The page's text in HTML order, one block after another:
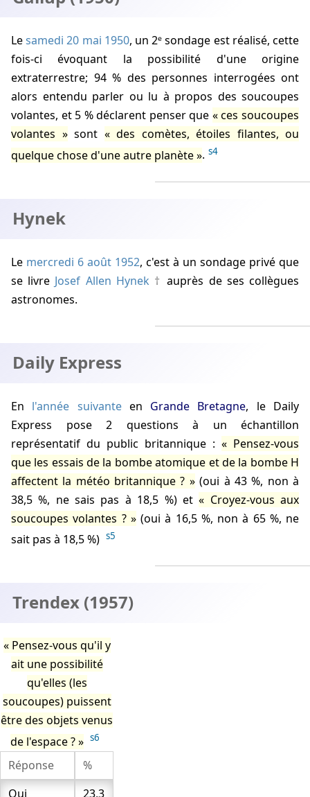
Lesamedi 20 mai 1950, un 2ᵉ sondage est réalisé, cette
fois-ci évoquant la possibilité d'une origine
extraterrestre; 94 % des personnes interrogées ont
alors entendu parler ou lu à propos des soucoupes
volantes, et 5 % déclarent penser que
ces soucoupes
volantes
sont
des comètes, étoiles filantes, ou
quelque chose d'une autre planète . s4
Hynek
Le mercredi 6 août 1952, c'est à un sondage privé que
se livre Josef Allen Hynek
auprès de ses collègues
astronomes.
Daily Express
En l'année suivanteen Grande Bretagne, le Daily
Express pose 2 questions à un échantillon
représentatif du public britannique :
Pensez-vous
que les essais de la bombe atomique et de la bombe H
affectent la météo britannique ?
(oui à 43 %, non à
38,5 %, ne sais pas à 18,5 %) et
Croyez-vous aux
soucoupes volantes ?
(oui à 16,5 %, non à 65 %, ne
sait pas à 18,5 %) s5
Trendex (1957)
Pensez-vous qu'il y
ait une possibilité
qu'elles (les
soucoupes) puissent
être des objets venus
de l'espace ?
s6
Réponse
%
Oui
23,3